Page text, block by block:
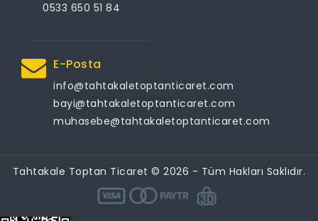
0533 650 51 84
E-Posta
info@tahtakaletoptanticaret.com
bayi@tahtakaletoptanticaret.com
muhasebe@tahtakaletoptanticaret.com
Tahtakale Toptan Ticaret © 2026 - Tüm Hakları Saklıdır.